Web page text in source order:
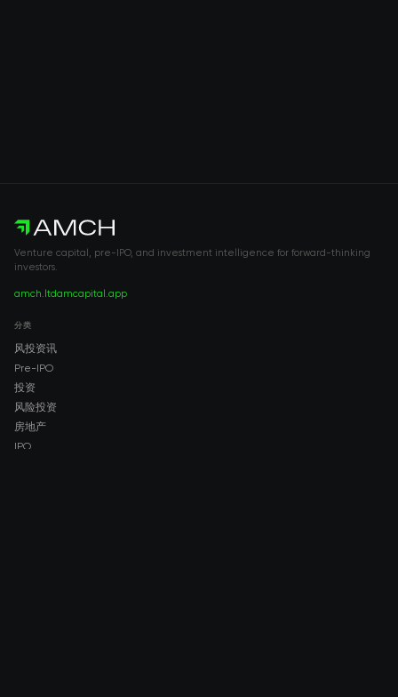
Venture capital, pre-IPO, and investment intelligence for forward-thinking
investors.
amch.ltdamcapital.app
分类
风投资讯
Pre-IPO
投资
风险投资
房地产
IPO